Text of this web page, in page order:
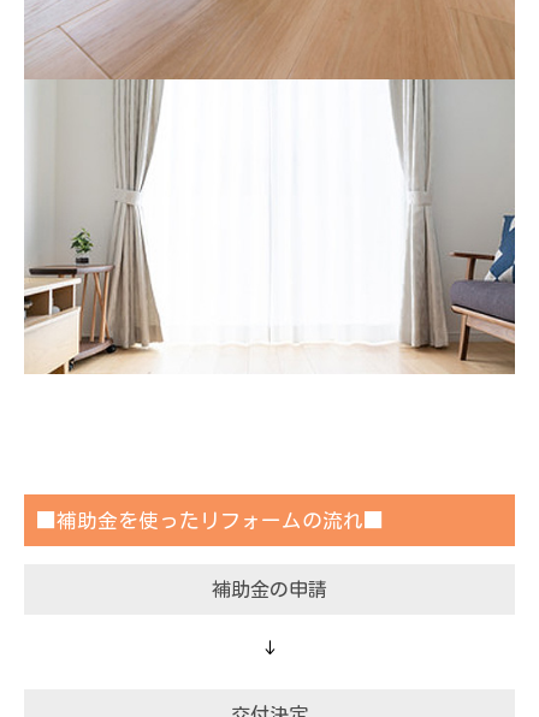
■補助金を使ったリフォームの流れ■
補助金の申請
↓